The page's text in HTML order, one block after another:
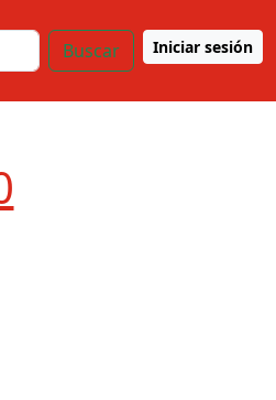
Buscar Iniciar sesión